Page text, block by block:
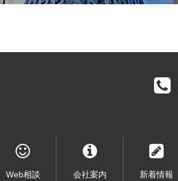
Web相談 会社案内 新着情報